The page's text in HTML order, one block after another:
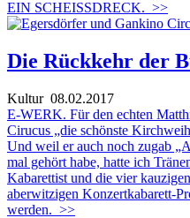
EIN SCHEISSDRECK. >>
Die Rückkehr der
Kultur08.02.2017
E-WERK. Für den echten
Cirucus „die schönste
Und weil er auch noch zugab
mal gehört habe, hatte ich
Kabarettist und die vier
aberwitzigen Konzertkabarett-
werden. >>